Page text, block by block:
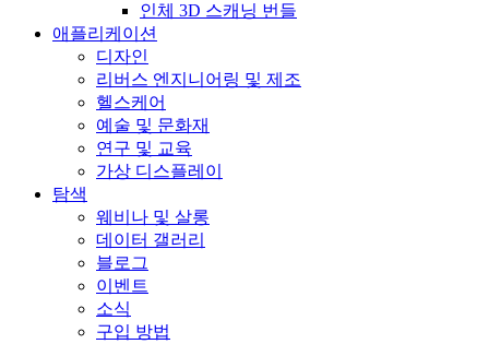
인체 3D 스캐닝 번들
애플리케이션
디자인
리버스 엔지니어링 및 제조
헬스케어
예술 및 문화재
연구 및 교육
가상 디스플레이
탐색
웨비나 및 살롱
데이터 갤러리
블로그
이벤트
소식
구입 방법